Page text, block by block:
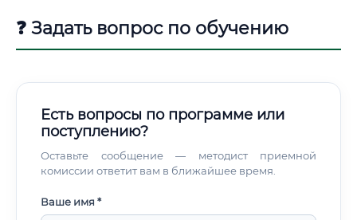
❓ Задать вопрос по обучению
Есть вопросы по программе или
поступлению?
Оставьте сообщение — методист приемной
комиссии ответит вам в ближайшее время.
Ваше имя *